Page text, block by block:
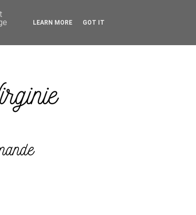
LEARN MORE GOT IT